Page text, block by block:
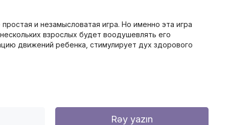
и незамысловатая игра. Но именно эта игра
взрослых будет воодушевлять его
движений ребенка, стимулирует дух здорового
Rəy yazın